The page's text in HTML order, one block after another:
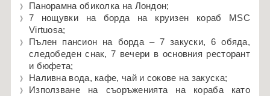
Панорамна обиколка на Лондон;
7 нощувки на борда на круизен кораб MSC
Virtuosa;
Пълен пансион на борда – 7 закуски, 6 обяда,
следобеден снак, 7 вечери в основния ресторант
и бюфета;
Наливна вода, кафе, чай и сокове на закуска;
Използване на съоръженията на кораба като